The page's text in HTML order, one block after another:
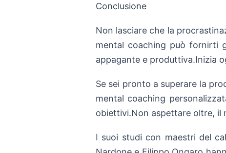
Conclusione
Non lasciare che la
mental coaching può fornirti
appagante e produttiva.Inizia
Se sei pronto a superare la
mental coaching
obiettivi.Non aspettare oltre, il
I suoi studi con maestri del